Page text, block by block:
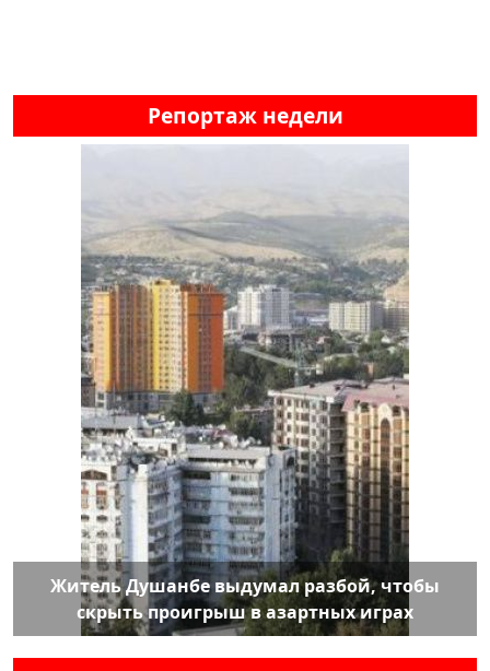
Репортаж недели
Житель Душанбе выдумал разбой, чтобы
скрыть проигрыш в азартных играх